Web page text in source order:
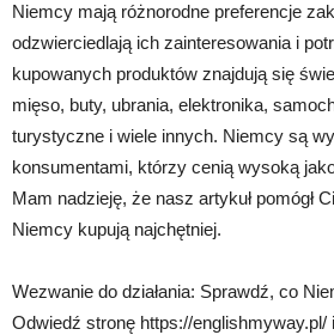
Niemcy mają różnorodne preferencje
odzwierciedlają ich zainteresowania i
kupowanych produktów znajdują się
mięso, buty, ubrania, elektronika,
turystyczne i wiele innych. Niemcy są
konsumentami, którzy cenią wysoką
Mam nadzieję, że nasz artykuł pomógł
Niemcy kupują najchętniej.
Wezwanie do działania: Sprawdź, co
Odwiedź stronę https://englishmyway.pl/